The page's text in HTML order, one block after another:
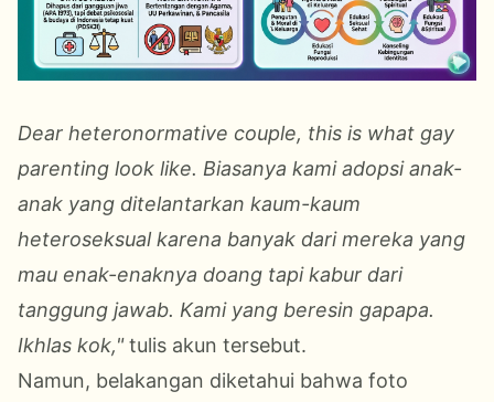
Dear heteronormative couple, this is what gay
parenting look like. Biasanya kami adopsi anak-
anak yang ditelantarkan kaum-kaum
heteroseksual karena banyak dari mereka yang
mau enak-enaknya doang tapi kabur dari
tanggung jawab. Kami yang beresin gapapa.
Ikhlas kok,"tulis akun tersebut.
Namun, belakangan diketahui bahwa foto